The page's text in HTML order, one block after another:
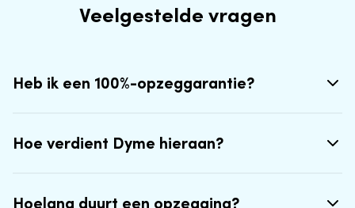
Veelgestelde vragen
Heb ik een 100%-opzeggarantie?
Hoe verdient Dyme hieraan?
Hoelang duurt een opzegging?